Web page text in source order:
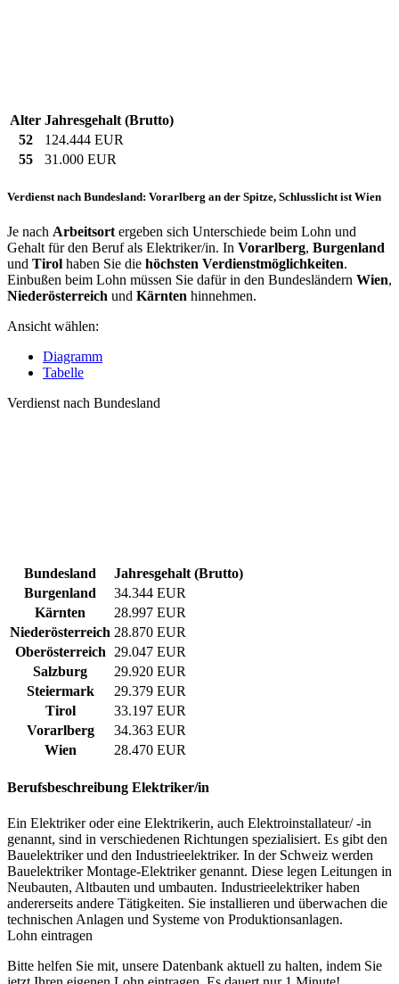
Alter Jahresgehalt (Brutto)
52
124.444 EUR
55
31.000 EUR
Verdienst nach Bundesland: Vorarlberg an der Spitze, Schlusslicht ist Wien
Je nach Arbeitsort ergeben sich Unterschiede beim Lohn und
Gehalt für den Beruf als Elektriker/in. In Vorarlberg, Burgenland
und Tirol haben Sie die höchsten Verdienstmöglichkeiten.
Einbußen beim Lohn müssen Sie dafür in den Bundesländern Wien,
Niederösterreich und Kärnten hinnehmen.
Ansicht wählen:
Diagramm
Tabelle
Verdienst nach Bundesland
Bundesland
Jahresgehalt (Brutto)
Burgenland
34.344 EUR
Kärnten
28.997 EUR
Niederösterreich 28.870 EUR
Oberösterreich
29.047 EUR
Salzburg
29.920 EUR
Steiermark
29.379 EUR
Tirol
33.197 EUR
Vorarlberg
34.363 EUR
Wien
28.470 EUR
Berufsbeschreibung Elektriker/in
Ein Elektriker oder eine Elektrikerin, auch Elektroinstallateur/ -in
genannt, sind in verschiedenen Richtungen spezialisiert. Es gibt den
Bauelektriker und den Industrieelektriker. In der Schweiz werden
Bauelektriker Montage-Elektriker genannt. Diese legen Leitungen in
Neubauten, Altbauten und umbauten. Industrieelektriker haben
andererseits andere Tätigkeiten. Sie installieren und überwachen die
technischen Anlagen und Systeme von Produktionsanlagen.
Lohn eintragen
Bitte helfen Sie mit, unsere Datenbank aktuell zu halten, indem Sie